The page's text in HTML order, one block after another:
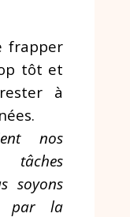
frapper
tôt et
à
nos
soyons
par la